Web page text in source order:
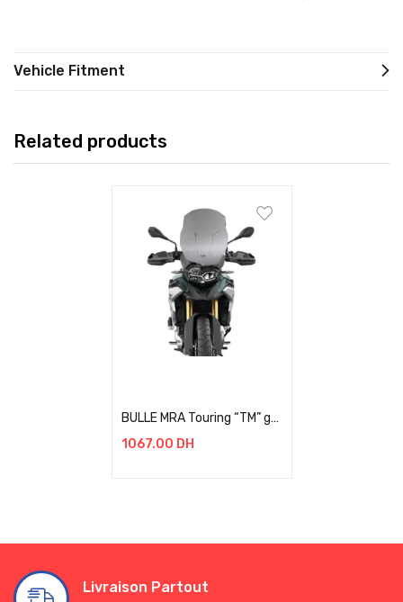
Vehicle Fitment
Related products
BULLE MRA Touring “TM” gris fumé, ABE BMW F 850 GS / RALLYE BJ 2021+
1067.00 DH
Livraison Partout